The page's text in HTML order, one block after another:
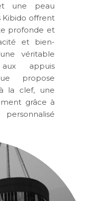
une peau
Kibido offrent
profonde et
et bien-
véritable
appuis
propose
la clef, une
grâce à